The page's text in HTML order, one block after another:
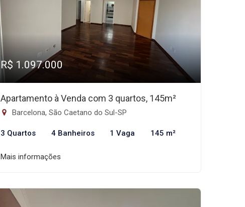
R$ 1.097.000
Apartamento à Venda com 3 quartos, 145m²
Barcelona, São Caetano do Sul-SP
3 Quartos 4 Banheiros 1 Vaga 145 m²
Mais informações